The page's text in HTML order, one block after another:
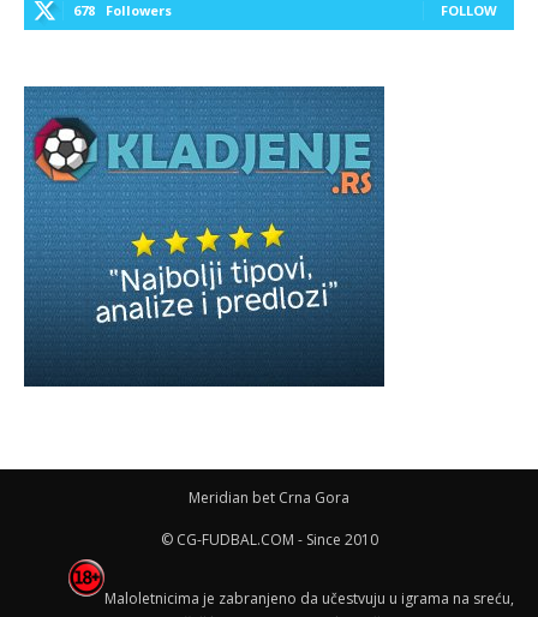
678 Followers FOLLOW
Meridian bet Crna Gora
© CG-FUDBAL.COM - Since 2010
Maloletnicima je zabranjeno da učestvuju u igrama na sreću,